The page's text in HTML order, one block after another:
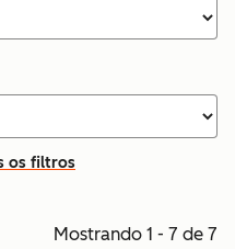
os filtros
Mostrando 1 - 7 de 7